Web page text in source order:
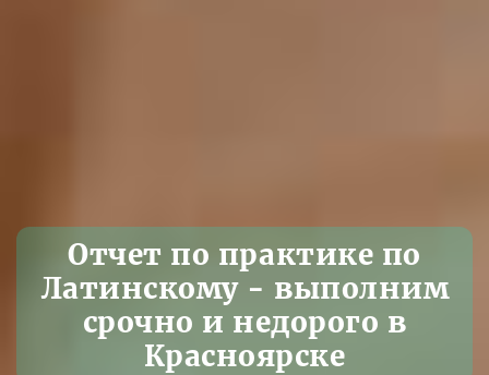
Отчет по практике по
Латинскому - выполним
срочно и недорого в
Красноярске